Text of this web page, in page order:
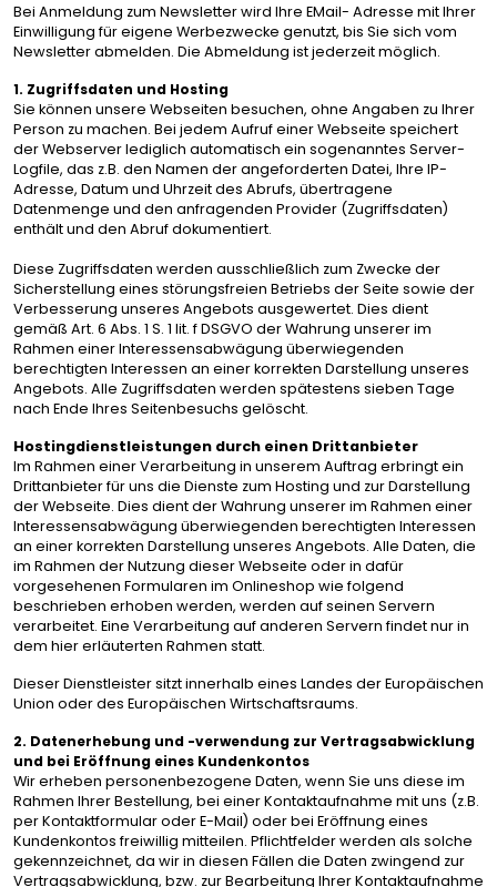
Bei Anmeldung zum Newsletter wird Ihre EMail- Adresse mit Ihrer
Einwilligung für eigene Werbezwecke genutzt, bis Sie sich vom
Newsletter abmelden. Die Abmeldung ist jederzeit möglich.
1. Zugriffsdaten und Hosting
Sie können unsere Webseiten besuchen, ohne Angaben zu Ihrer
Person zu machen. Bei jedem Aufruf einer Webseite speichert
der Webserver lediglich automatisch ein sogenanntes Server-
Logfile, das z.B. den Namen der angeforderten Datei, Ihre IP-
Adresse, Datum und Uhrzeit des Abrufs, übertragene
Datenmenge und den anfragenden Provider (Zugriffsdaten)
enthält und den Abruf dokumentiert.
Diese Zugriffsdaten werden ausschließlich zum Zwecke der
Sicherstellung eines störungsfreien Betriebs der Seite sowie der
Verbesserung unseres Angebots ausgewertet. Dies dient
gemäß Art. 6 Abs. 1 S. 1 lit. f DSGVO der Wahrung unserer im
Rahmen einer Interessensabwägung überwiegenden
berechtigten Interessen an einer korrekten Darstellung unseres
Angebots. Alle Zugriffsdaten werden spätestens sieben Tage
nach Ende Ihres Seitenbesuchs gelöscht.
Hostingdienstleistungen durch einen Drittanbieter
Im Rahmen einer Verarbeitung in unserem Auftrag erbringt ein
Drittanbieter für uns die Dienste zum Hosting und zur Darstellung
der Webseite. Dies dient der Wahrung unserer im Rahmen einer
Interessensabwägung überwiegenden berechtigten Interessen
an einer korrekten Darstellung unseres Angebots. Alle Daten, die
im Rahmen der Nutzung dieser Webseite oder in dafür
vorgesehenen Formularen im Onlineshop wie folgend
beschrieben erhoben werden, werden auf seinen Servern
verarbeitet. Eine Verarbeitung auf anderen Servern findet nur in
dem hier erläuterten Rahmen statt.
Dieser Dienstleister sitzt innerhalb eines Landes der Europäischen
Union oder des Europäischen Wirtschaftsraums.
2. Datenerhebung und -verwendung zur Vertragsabwicklung
und bei Eröffnung eines Kundenkontos
Wir erheben personenbezogene Daten, wenn Sie uns diese im
Rahmen Ihrer Bestellung, bei einer Kontaktaufnahme mit uns (z.B.
per Kontaktformular oder E-Mail) oder bei Eröffnung eines
Kundenkontos freiwillig mitteilen. Pflichtfelder werden als solche
gekennzeichnet, da wir in diesen Fällen die Daten zwingend zur
Vertragsabwicklung, bzw. zur Bearbeitung Ihrer Kontaktaufnahme